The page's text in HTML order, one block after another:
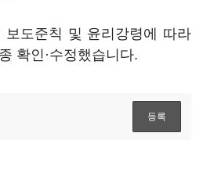
보도준칙 및 윤리강령에 따라
확인·수정했습니다.